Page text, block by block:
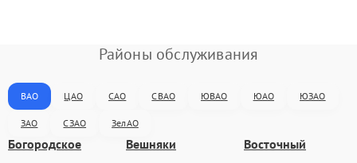
Районы обслуживания
ВАО ЦАО САО СВАО ЮВАО ЮАО ЮЗАО
ЗАО СЗАО ЗелАО
Богородское Вешняки
Восточный